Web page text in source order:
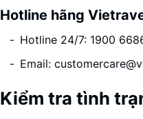
Hotline hãng
Hotline 24/7: 1900
Email:
Kiểm tra tình